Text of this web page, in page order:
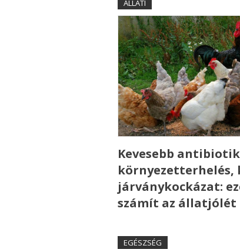
ÁLLATI
Kevesebb
környezetterhelés,
járványkockázat:
számít az állatjólét
EGÉSZSÉG